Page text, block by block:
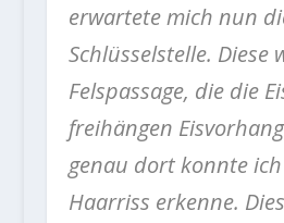
erwartete mich nun
Schlüsselstelle. Diese
Felspassage, die die
freihängen
genau dort konnte
Haarriss erkenne.